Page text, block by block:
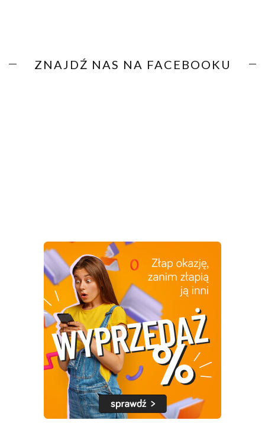
ZNAJDŹ NAS NA FACEBOOKU